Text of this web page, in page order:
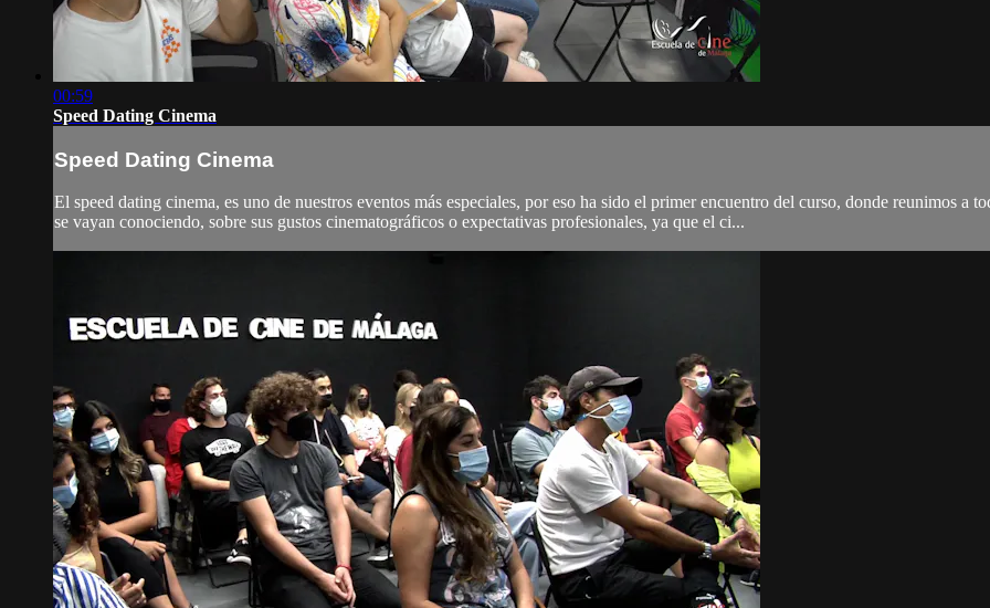
00:59
Speed Dating Cinema
Speed Dating Cinema
El speed dating cinema, es uno de nuestros eventos más especiales, por eso ha sido el primer encuentro del curso, donde reunimos a
se vayan conociendo, sobre sus gustos cinematográficos o expectativas profesionales, ya que el ci...